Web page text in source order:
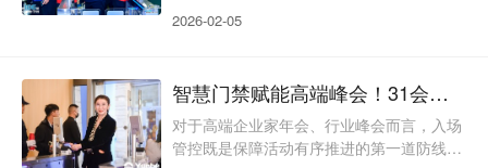
会、专业论坛的31会议
性直接影响展会整体运维质量与参会体验。
淆、无关人员混入等困境，既增加主办方运
维压力，也可能影响展会秩序与核心展品安
全。31会议深耕门禁闸机签到领域，依托智
能核验技术打造贴合大型展会需求的解决方
2026-02-05
智慧门禁赋能高端峰会！31会议闸机解锁企业家年会签到新范式
对于高端企业家年会、行业峰会而言，入场
管控既是保障活动有序推进的第一道防线，